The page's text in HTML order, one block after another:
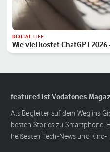
DIGITAL LIFE
Wie viel kostet ChatGPT
featured ist Vodafones
Als Begleiter auf dem Weg ins
besten Stories zu Smartphone-
heißesten Tech-News und